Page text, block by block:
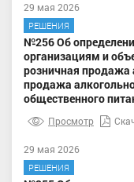
29 мая 2026
РЕШЕНИЯ
№256 Об
организациям и
розничная продажа
продажа
общественного
Просмотр
29 мая 2026
РЕШЕНИЯ